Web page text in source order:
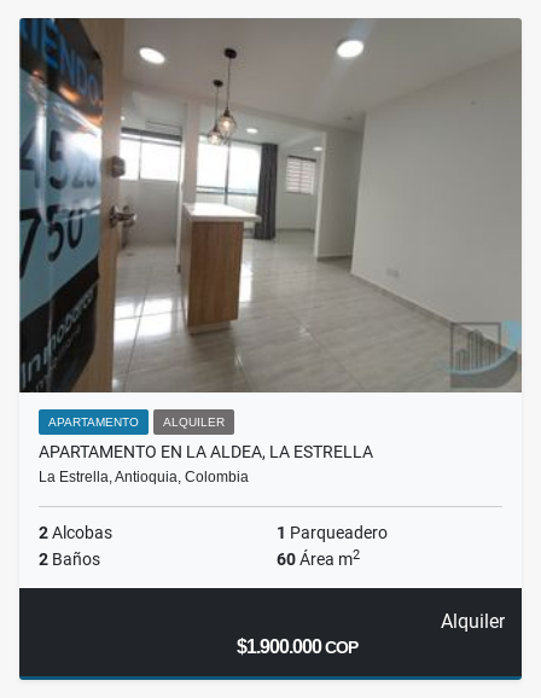
APARTAMENTO ALQUILER
APARTAMENTO EN LA ALDEA, LA ESTRELLA
La Estrella, Antioquia, Colombia
2Alcobas 1 Parqueadero
2 Baños 60Área m2
Alquiler
$1.900.000COP